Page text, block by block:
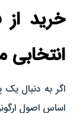
خرید
اگر به دنبال
اساس اصول